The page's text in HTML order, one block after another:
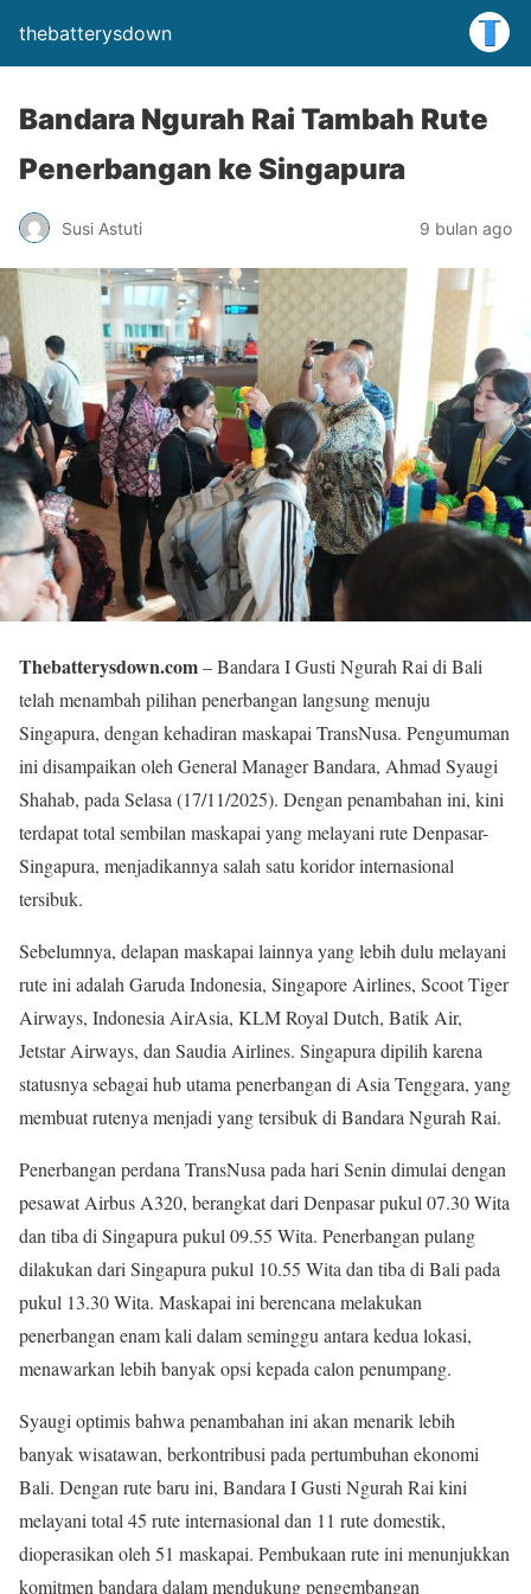
thebatterysdown
Bandara Ngurah Rai Tambah Rute
Penerbangan ke Singapura
Susi Astuti 9 bulan ago
Thebatterysdown.com– Bandara I Gusti Ngurah Rai di Bali
telah menambah pilihan penerbangan langsung menuju
Singapura, dengan kehadiran maskapai TransNusa. Pengumuman
ini disampaikan oleh General Manager Bandara, Ahmad Syaugi
Shahab, pada Selasa (17/11/2025). Dengan penambahan ini, kini
terdapat total sembilan maskapai yang melayani rute Denpasar-
Singapura, menjadikannya salah satu koridor internasional
tersibuk.
Sebelumnya, delapan maskapai lainnya yang lebih dulu melayani
rute ini adalah Garuda Indonesia, Singapore Airlines, Scoot Tiger
Airways, Indonesia AirAsia, KLM Royal Dutch, Batik Air,
Jetstar Airways, dan Saudia Airlines. Singapura dipilih karena
statusnya sebagai hub utama penerbangan di Asia Tenggara, yang
membuat rutenya menjadi yang tersibuk di Bandara Ngurah Rai.
Penerbangan perdana TransNusa pada hari Senin dimulai dengan
pesawat Airbus A320, berangkat dari Denpasar pukul 07.30 Wita
dan tiba di Singapura pukul 09.55 Wita. Penerbangan pulang
dilakukan dari Singapura pukul 10.55 Wita dan tiba di Bali pada
pukul 13.30 Wita. Maskapai ini berencana melakukan
penerbangan enam kali dalam seminggu antara kedua lokasi,
menawarkan lebih banyak opsi kepada calon penumpang.
Syaugi optimis bahwa penambahan ini akan menarik lebih
banyak wisatawan, berkontribusi pada pertumbuhan ekonomi
Bali. Dengan rute baru ini, Bandara I Gusti Ngurah Rai kini
melayani total 45 rute internasional dan 11 rute domestik,
dioperasikan oleh 51 maskapai. Pembukaan rute ini menunjukkan
komitmen bandara dalam mendukung pengembangan